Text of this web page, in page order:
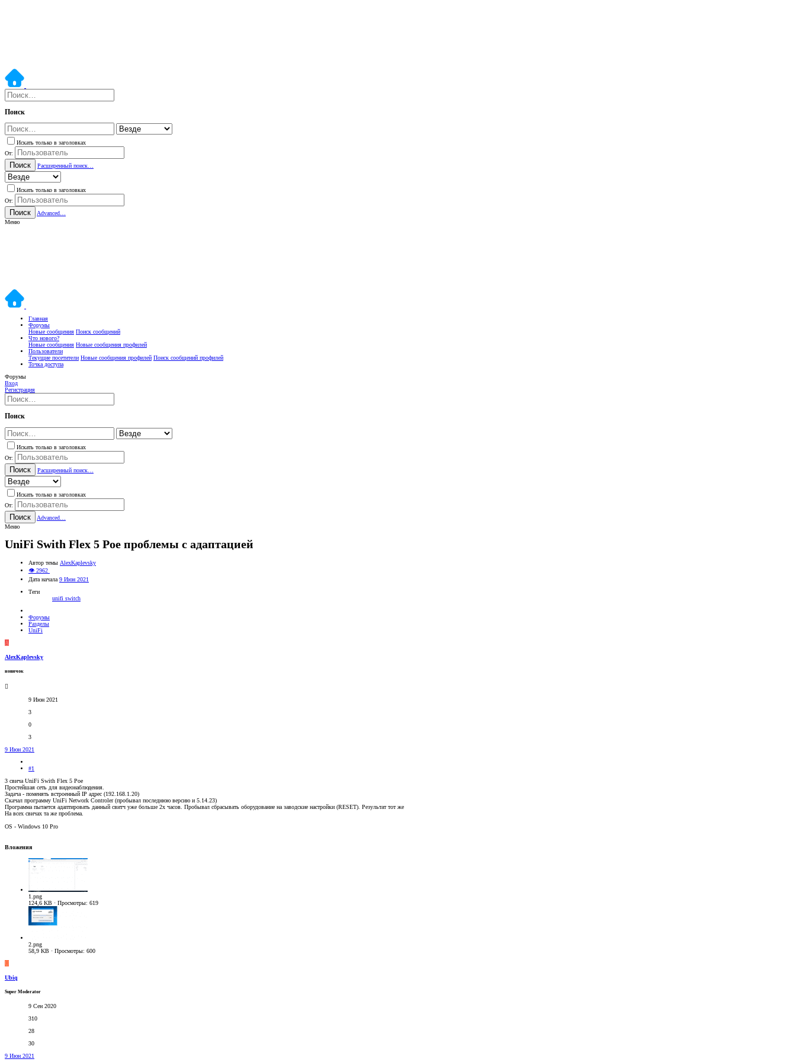
Поиск
Искать только в заголовках
От:
Поиск Расширенный поиск…
Искать только в заголовках
От:
Поиск
Advanced…
Меню
Главная
Форумы
Новые сообщения Поиск сообщений
Что нового?
Новые сообщения Новые сообщения профилей
Пользователи
Текущие посетители Новые сообщения профилей Поиск сообщений профилей
Точка доступа
Форумы
Вход
Регистрация
Поиск
Искать только в заголовках
От:
Поиск Расширенный поиск…
Искать только в заголовках
От:
Поиск
Advanced…
Меню
UniFi Swith Flex 5 Poe проблемы с адаптацией
Автор темы AlexKaplevsky
👁 2962
Дата начала 9 Июн 2021
Теги
unifi switch
Форумы
Разделы
UniFi
A
AlexKaplevsky
новичок
9 Июн 2021
3
0
3
9 Июн 2021
#1
3 свича UniFi Swith Flex 5 Poe
Простейшая сеть для видеонаблюдения.
Задача - поменять встроенный IP адрес (192.168.1.20)
Скачал программу UniFi Network Controler (пробывал последнюю версию и 5.14.23)
Программа пытается адаптировать данный свитч уже больше 2х часов. Пробывал сбрасывать оборудование на заводские настройки (RESET). Результат тот же
На всех свичах та же проблема.
OS - Windows 10 Pro
Вложения
1.png
124,6 KB · Просмотры: 619
2.png
58,9 KB · Просмотры: 600
U
Ubiq
Super Moderator
9 Сен 2020
310
28
30
9 Июн 2021